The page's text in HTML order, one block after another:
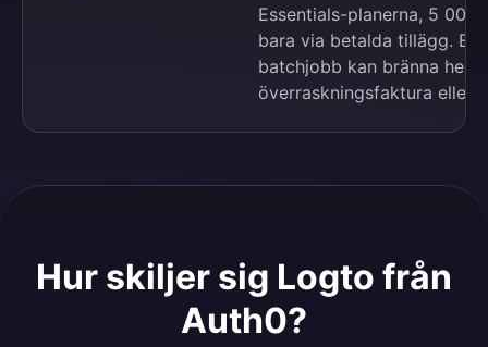
Essentials-planerna, 5 000
bara via betalda tillägg.
batchjobb kan bränna hela
överraskningsfaktura eller
Hur skiljer sig Logto från
Auth0?